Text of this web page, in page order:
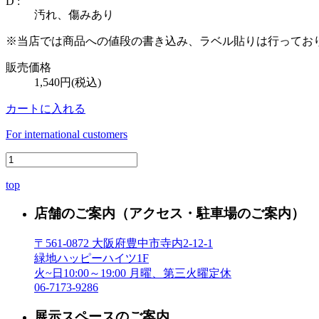
汚れ、傷みあり
※当店では商品への値段の書き込み、ラベル貼りは行ってお
販売価格
1,540円(税込)
カートに入れる
For international customers
top
店舗のご案内 （アクセス・駐車場のご案内）
〒561-0872 大阪府豊中市寺内2-12-1
緑地ハッピーハイツ1F
火~日10:00～19:00 月曜、第三火曜定休
06-7173-9286